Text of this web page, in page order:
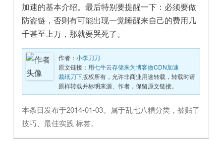
加速的基本介绍。最后特别要提醒一下：必须要做
防盗链，否则有可能出现一觉睡醒来自己的费用几
千甚至上万，那就要哭死了。
作者：小李刀刀
原文链接： 用七牛云存储来为博客做CDN加速
裁纸刀下版权所有，允许非商业用途转载，转载时请
原样转载并标明来源、作者，保留原文链接。
本条目发布于2014-01-03。属于乱七八糟分类，被贴了
技巧、最佳实践标签。